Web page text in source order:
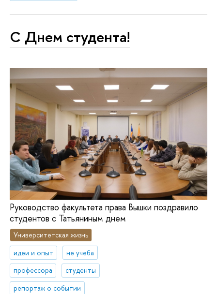
С Днем студента!
Руководство факультета права Вышки поздравило
студентов с Татьяниным днем
Университетская жизнь
идеи и опыт
не учеба
профессора
студенты
репортаж о событии